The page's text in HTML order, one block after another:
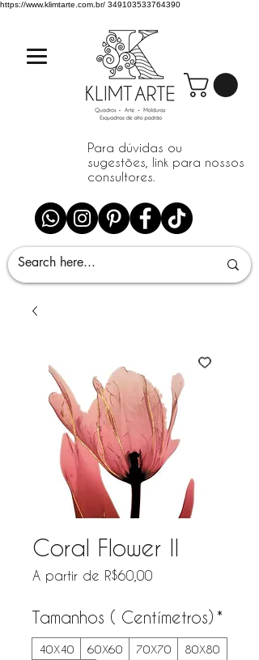
https://www.klimtarte.com.br/ 349103533764390
Para dúvidas ou
sugestões, link para nossos
consultores.
Coral Flower II
A partir de R$60,00
Tamanhos ( Centímetros) *
40X40 60X60 70X70
80X80